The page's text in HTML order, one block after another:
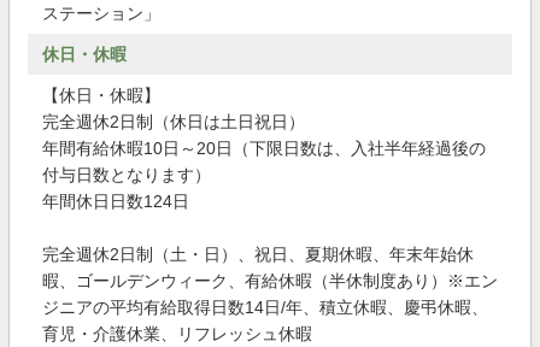
ステーション」
休日・休暇
【休日・休暇】
完全週休2日制（休日は土日祝日）
年間有給休暇10日～20日（下限日数は、入社半年経過後の
付与日数となります）
年間休日日数124日
完全週休2日制（土・日）、祝日、夏期休暇、年末年始休
暇、ゴールデンウィーク、有給休暇（半休制度あり）※エン
ジニアの平均有給取得日数14日/年、積立休暇、慶弔休暇、
育児・介護休業、リフレッシュ休暇